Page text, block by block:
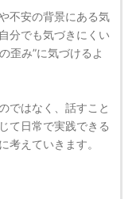
不安の背景にある気
分でも気づきにくい
歪み”に気づけるよ
ではなく、話すこと
て日常で実践できる
考えていきます。